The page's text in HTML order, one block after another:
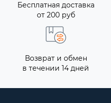
Бесплатная доставка
от 200 руб
Возврат и обмен
в течении 14 дней